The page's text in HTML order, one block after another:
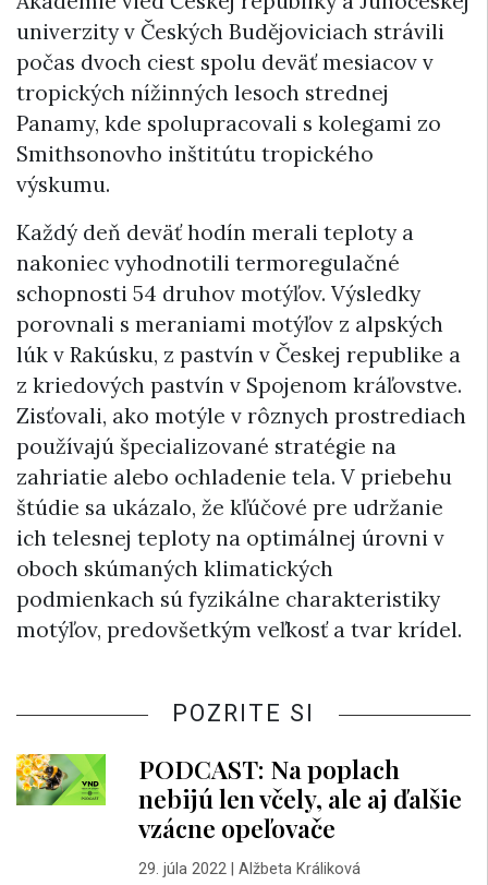
univerzity v Českých Budějoviciach strávili
počas dvoch ciest spolu deväť mesiacov v
tropických nížinných lesoch strednej
Panamy, kde spolupracovali s kolegami zo
Smithsonovho inštitútu tropického
výskumu.
Každý deň deväť hodín merali teploty a
nakoniec vyhodnotili termoregulačné
schopnosti 54 druhov motýľov. Výsledky
porovnali s meraniami motýľov z alpských
lúk v Rakúsku, z pastvín v Českej republike a
z kriedových pastvín v Spojenom kráľovstve.
Zisťovali, ako motýle v rôznych prostrediach
používajú špecializované stratégie na
zahriatie alebo ochladenie tela. V priebehu
štúdie sa ukázalo, že kľúčové pre udržanie
ich telesnej teploty na optimálnej úrovni v
oboch skúmaných klimatických
podmienkach sú fyzikálne charakteristiky
motýľov, predovšetkým veľkosť a tvar krídel.
POZRITE SI
PODCAST: Na poplach
nebijú len včely, ale aj ďalšie
vzácne opeľovače
29. júla 2022| Alžbeta Králiková